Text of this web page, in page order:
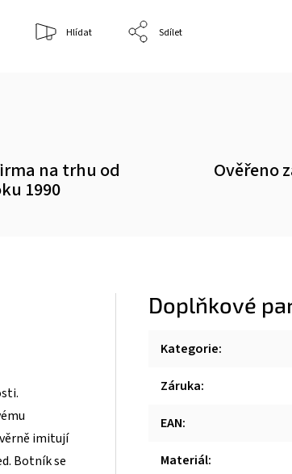
Hlídat Sdílet
na trhu od
1990
Ověřeno
věrně imitují
Botník se
Doplňkové
Kategorie:
Záruka:
EAN:
Materiál: